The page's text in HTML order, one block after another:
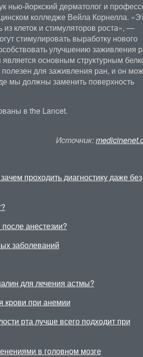
нью-йоркский дерматолог и
колледже Вейла Корнелла.
из клеток и стимуляторов роста», —
стимулировать выработку нового
улучшению заживления
основным структурным
для заживления ран, и он
мы должны заменить поверхность
в the Lancet.
Источник:
проходить диагностику даже без
анестезии?
заболеваний
для лечения астмы?
крови при анемии
рта лучше всего подходит при
в головном мозге